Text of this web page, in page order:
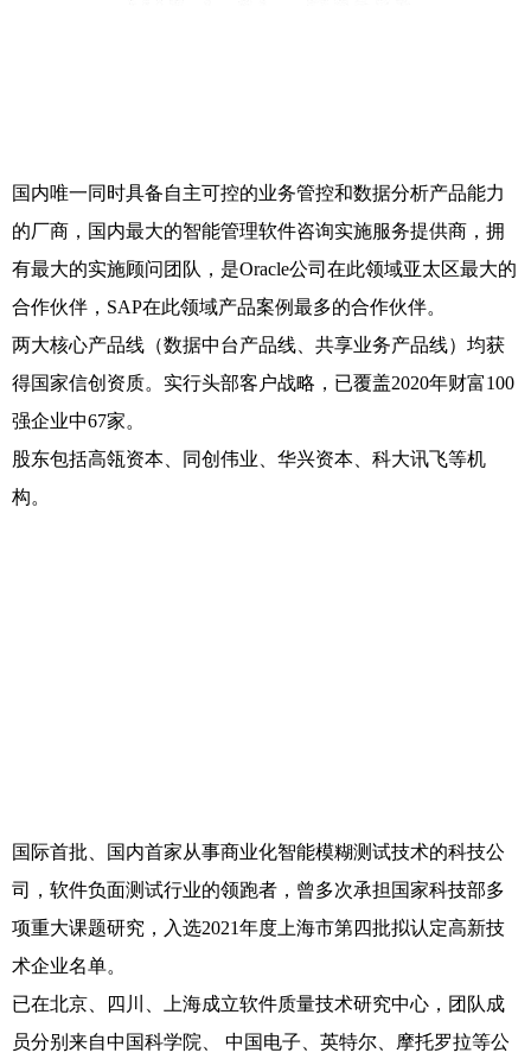
国内唯一同时具备自主可控的业务管控和数据分析产品能力
的厂商，国内最大的智能管理软件咨询实施服务提供商，拥
有最大的实施顾问团队，是Oracle公司在此领域亚太区最大的
合作伙伴，SAP在此领域产品案例最多的合作伙伴。
两大核心产品线（数据中台产品线、共享业务产品线）均获
得国家信创资质。实行头部客户战略，已覆盖2020年财富100
强企业中67家。
股东包括高瓴资本、同创伟业、华兴资本、科大讯飞等机
构。
国际首批、国内首家从事商业化智能模糊测试技术的科技公
司，软件负面测试行业的领跑者，曾多次承担国家科技部多
项重大课题研究，入选2021年度上海市第四批拟认定高新技
术企业名单。
已在北京、四川、上海成立软件质量技术研究中心，团队成
员分别来自中国科学院、 中国电子、英特尔、摩托罗拉等公